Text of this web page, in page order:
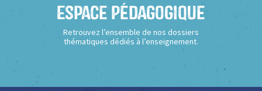
Espace Pédagogique
Retrouvez l’ensemble de nos dossiers
thématiques dédiés à l’enseignement.